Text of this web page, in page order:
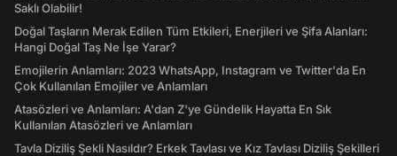
Saklı Olabilir!
Doğal Taşların Merak Edilen Tüm Etkileri, Enerjileri ve Şifa Alanları:
Hangi Doğal Taş Ne İşe Yarar?
Emojilerin Anlamları: 2023 WhatsApp, Instagram ve Twitter'da En
Çok Kullanılan Emojiler ve Anlamları
Atasözleri ve Anlamları: A'dan Z'ye Gündelik Hayatta En Sık
Kullanılan Atasözleri ve Anlamları
Tavla Diziliş Şekli Nasıldır? Erkek Tavlası ve Kız Tavlası Diziliş Şekilleri